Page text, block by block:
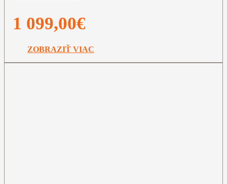
1 099,00€
ZOBRAZIŤ VIAC